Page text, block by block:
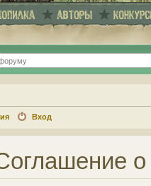
Вход